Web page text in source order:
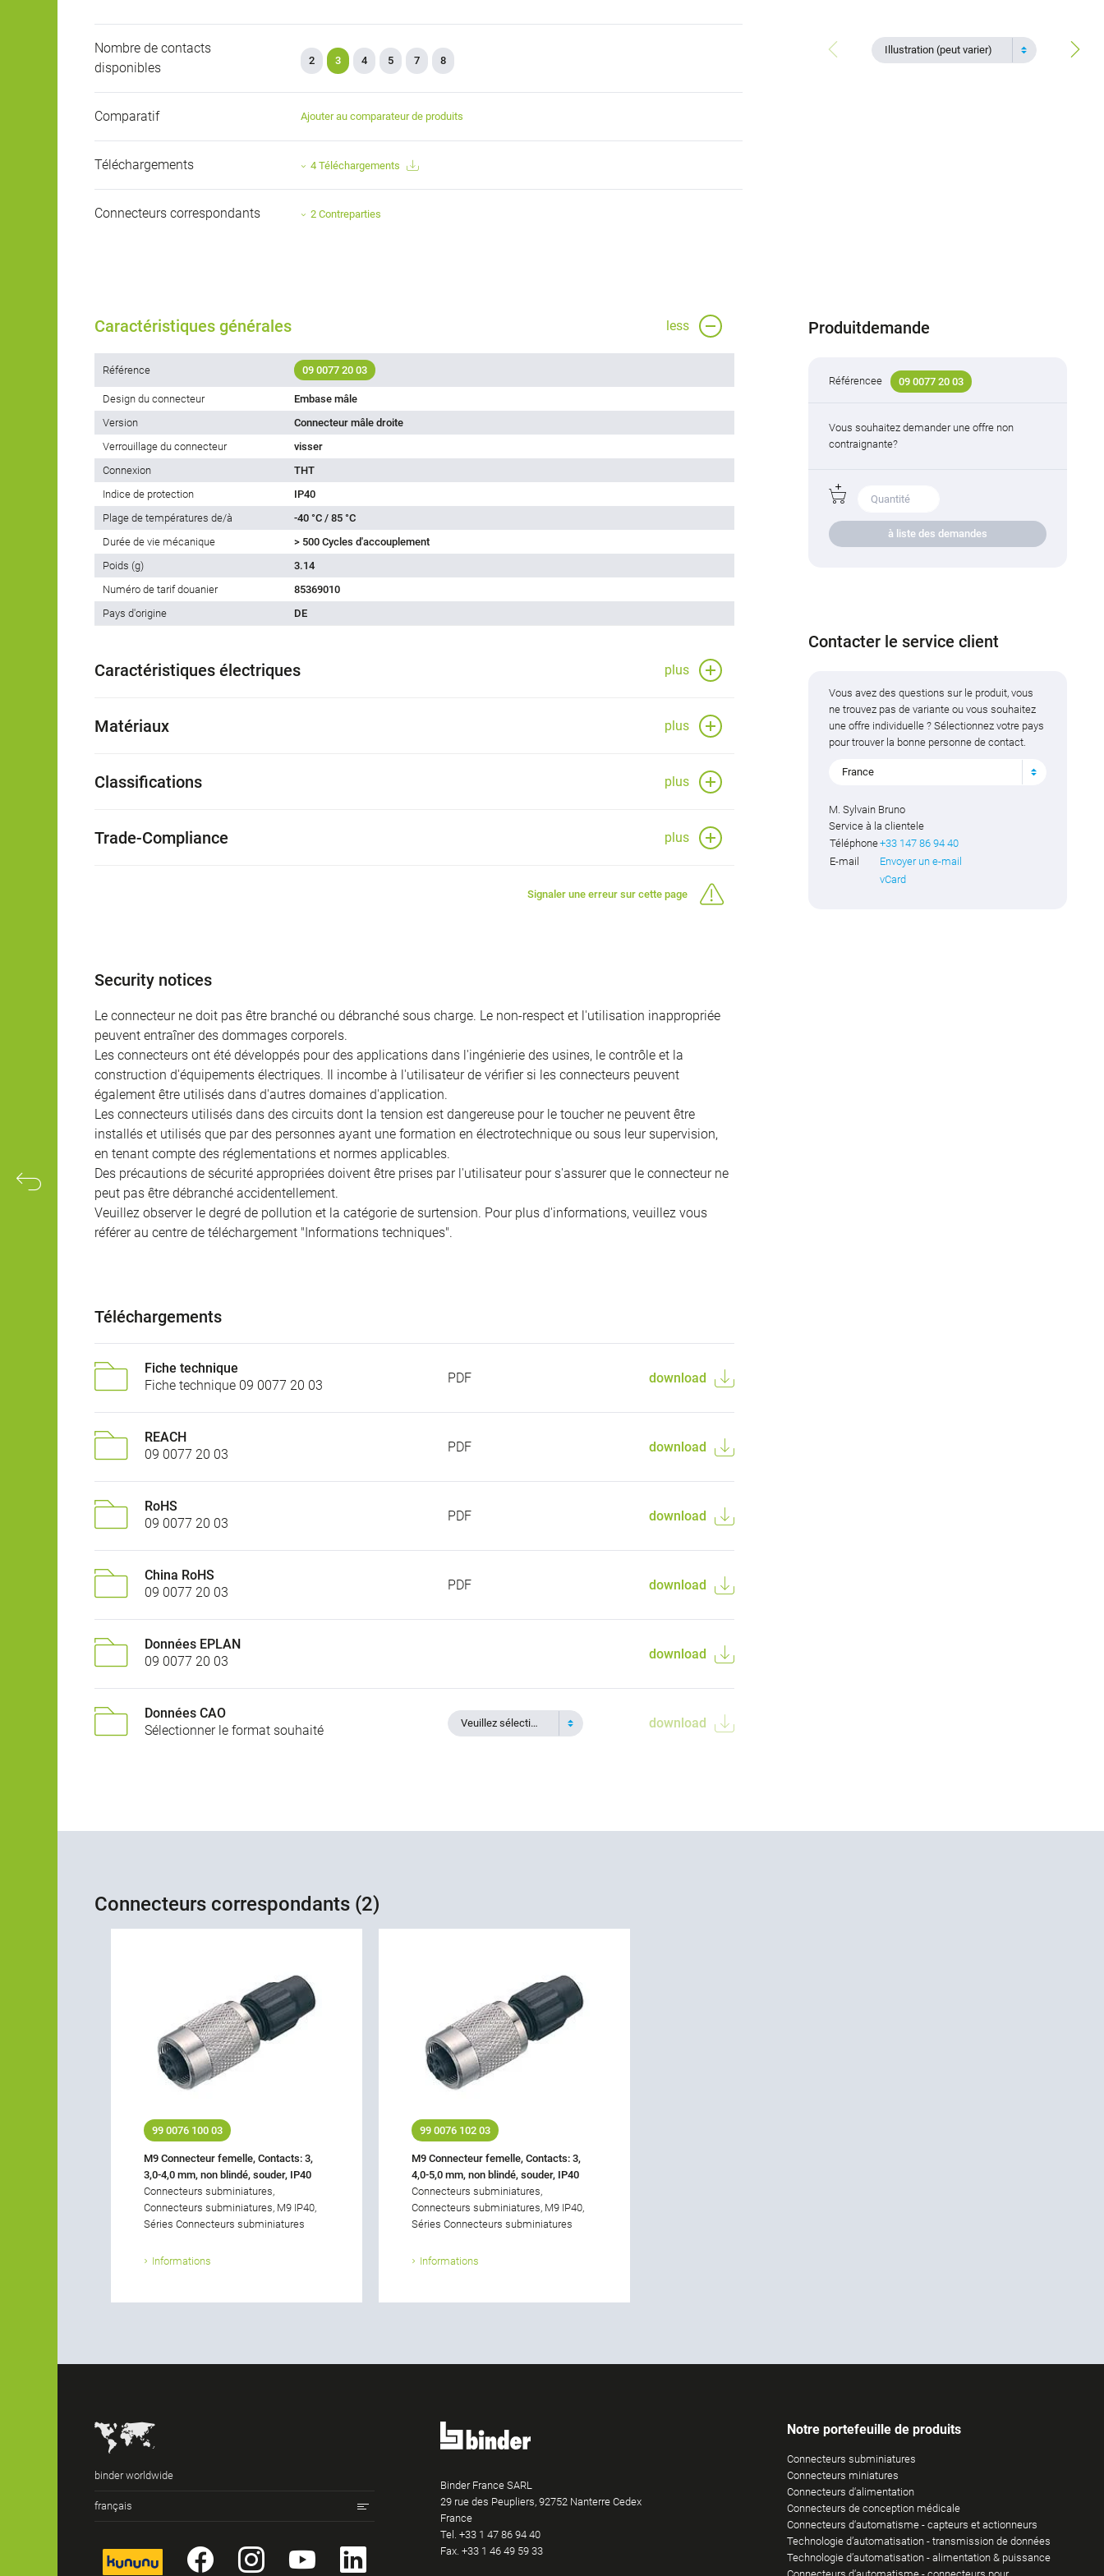
Illustration (peut varier)
Nombre de contacts
disponibles
2 3 4 5 7 8
Comparatif Ajouter au comparateur de produits
Téléchargements 4 Téléchargements
Connecteurs correspondants 2 Contreparties
Caractéristiques générales less
Référence 09 0077 20 03
Design du connecteur
Embase mâle
Version
Connecteur mâle droite
Verrouillage du connecteur
visser
Connexion
THT
Indice de protection
IP40
Plage de températures de/à
-40 °C / 85 °C
Durée de vie mécanique
> 500 Cycles d'accouplement
Poids (g)
3.14
Numéro de tarif douanier
85369010
Pays d'origine
DE
Caractéristiques électriques plus
Matériaux plus
Classifications plus
Trade-Compliance plus
Signaler une erreur sur cette page
Security notices
Le connecteur ne doit pas être branché ou débranché sous charge. Le non-respect et l'utilisation inappropriée
peuvent entraîner des dommages corporels.
Les connecteurs ont été développés pour des applications dans l'ingénierie des usines, le contrôle et la
construction d'équipements électriques. Il incombe à l'utilisateur de vérifier si les connecteurs peuvent
également être utilisés dans d'autres domaines d'application.
Les connecteurs utilisés dans des circuits dont la tension est dangereuse pour le toucher ne peuvent être
installés et utilisés que par des personnes ayant une formation en électrotechnique ou sous leur supervision,
en tenant compte des réglementations et normes applicables.
Des précautions de sécurité appropriées doivent être prises par l'utilisateur pour s'assurer que le connecteur ne
peut pas être débranché accidentellement.
Veuillez observer le degré de pollution et la catégorie de surtension. Pour plus d'informations, veuillez vous
référer au centre de téléchargement "Informations techniques".
Téléchargements
Fiche technique
Fiche technique 09 0077 20 03
PDF download
REACH
09 0077 20 03
PDF download
RoHS
09 0077 20 03
PDF download
China RoHS
09 0077 20 03
PDF download
Données EPLAN
09 0077 20 03
download
Données CAO
Sélectionner le format souhaité
Veuillez sélectionner download
Produitdemande
Référencee 09 0077 20 03
Vous souhaitez demander une offre non
contraignante?
à liste des demandes
Contacter le service client
Vous avez des questions sur le produit, vous
ne trouvez pas de variante ou vous souhaitez
une offre individuelle ? Sélectionnez votre pays
pour trouver la bonne personne de contact.
France
M. Sylvain Bruno
Service à la clientele
Téléphone+33 147 86 94 40
E-mail
Envoyer un e-mail
vCard
Connecteurs correspondants (2)
99 0076 100 03
M9 Connecteur femelle, Contacts: 3,
3,0-4,0 mm, non blindé, souder, IP40
Connecteurs subminiatures,
Connecteurs subminiatures, M9 IP40,
Séries Connecteurs subminiatures
Informations
99 0076 102 03
M9 Connecteur femelle, Contacts: 3,
4,0-5,0 mm, non blindé, souder, IP40
Connecteurs subminiatures,
Connecteurs subminiatures, M9 IP40,
Séries Connecteurs subminiatures
Informations
binder worldwide
français
kununu FacebookInstagram
YouTubeLinkedIn
Binder France SARL
29 rue des Peupliers, 92752 Nanterre Cedex
France
Tel.+33 1 47 86 94 40
Fax. +33 1 46 49 59 33
Notre portefeuille de produits
Connecteurs subminiatures
Connecteurs miniatures
Connecteurs d‘alimentation
Connecteurs de conception médicale
Connecteurs d‘automatisme - capteurs et actionneurs
Technologie d’automatisation - transmission de données
Technologie d’automatisation - alimentation & puissance